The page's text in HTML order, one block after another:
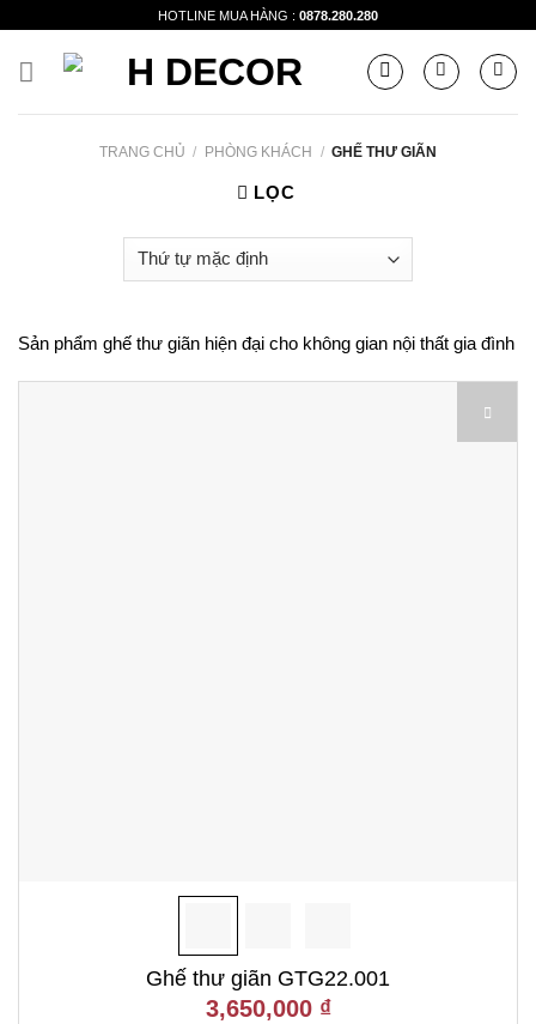
content
HOTLINE MUA HÀNG : 0878.280.280
TRANG CHỦ / PHÒNG KHÁCH / GHẾ THƯ GIÃN
LỌC
Sản phẩm ghế thư giãn hiện đại cho không gian nội thất gia đình
Ghế thư giãn GTG22.001
3,650,000 ₫